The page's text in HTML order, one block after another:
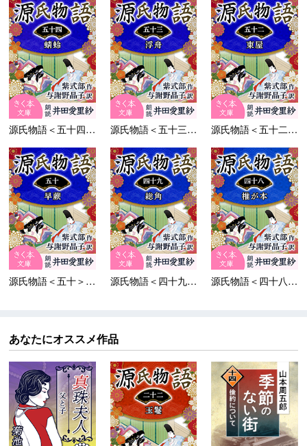
源氏物語＜五十四＞蜻蛉 源氏物語＜五十三＞浮舟 源氏物語＜五十二＞東屋
源氏物語＜五十＞早蕨 源氏物語＜四十九＞総角 源氏物語＜四十八＞椎が...
あなたにオススメ作品